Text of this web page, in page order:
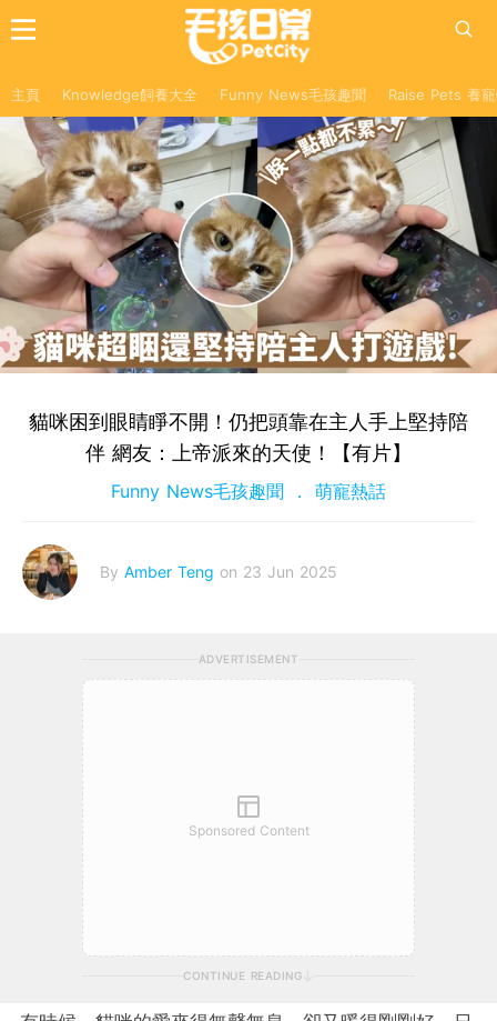
主頁 Knowledge飼養大全 Funny News毛孩趣聞 Raise Pets 養
貓咪困到眼睛睜不開！仍把頭靠在主人手上堅持陪
伴 網友：上帝派來的天使！【有片】
Funny News毛孩趣聞 萌寵熱話
By Amber Teng on 23 Jun 2025
ADVERTISEMENT
Sponsored Content
CONTINUE READING